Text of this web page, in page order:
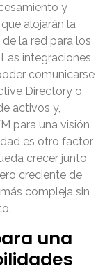
y
alojarán la
la red para los
integraciones
comunicarse
Directory o
activos y,
para una visión
es otro factor
crecer junto
creciente de
compleja sin
una